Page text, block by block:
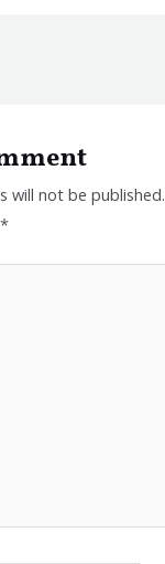
will not be published.
*